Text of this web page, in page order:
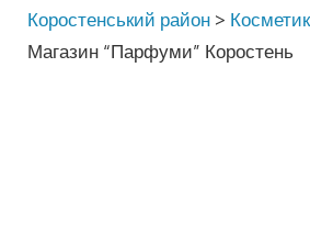
Коростенський район >
Магазин “Парфуми” Коростень